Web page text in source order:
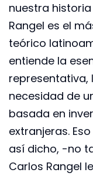
nuestra
Rangel es el
teórico
entiende la
representativa,
necesidad de
basada en
extranjeras.
así dicho, -no
Carlos Rangel